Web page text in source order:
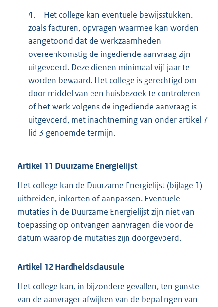
4.
Het college kan eventuele bewijsstukken,
zoals facturen, opvragen waarmee kan worden
aangetoond dat de werkzaamheden
overeenkomstig de ingediende aanvraag zijn
uitgevoerd. Deze dienen minimaal vijf jaar te
worden bewaard. Het college is gerechtigd om
door middel van een huisbezoek te controleren
of het werk volgens de ingediende aanvraag is
uitgevoerd, met inachtneming van onder artikel 7
lid 3 genoemde termijn.
Artikel 11 Duurzame Energielijst
Het college kan de Duurzame Energielijst (bijlage 1)
uitbreiden, inkorten of aanpassen. Eventuele
mutaties in de Duurzame Energielijst zijn niet van
toepassing op ontvangen aanvragen die voor de
datum waarop de mutaties zijn doorgevoerd.
Artikel 12 Hardheidsclausule
Het college kan, in bijzondere gevallen, ten gunste
van de aanvrager afwijken van de bepalingen van